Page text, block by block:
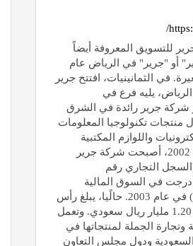
للتسويق المعروفة أيضاً
أو "جرير" في الرياض عام
في الثمانينيات، افتتح جرير
يليه فرع في
شركة جرير رائدة في الشرق
منتجات تكنولوجيا المعلومات
واللوازم المكتبية
والكتب. في عام 2002، أصبحت شركة جرير
التجاري رقم
وأدرجت في السوق المالية
السعودية (تداول) في عام 2003. حالًيا، يبلغ رأس
مال شركة جرير 1.20 مليار ريال سعودي. وتعمل
وتجارة الجملة لمنتجاتها في
السعودية ودول مجلس التعاون